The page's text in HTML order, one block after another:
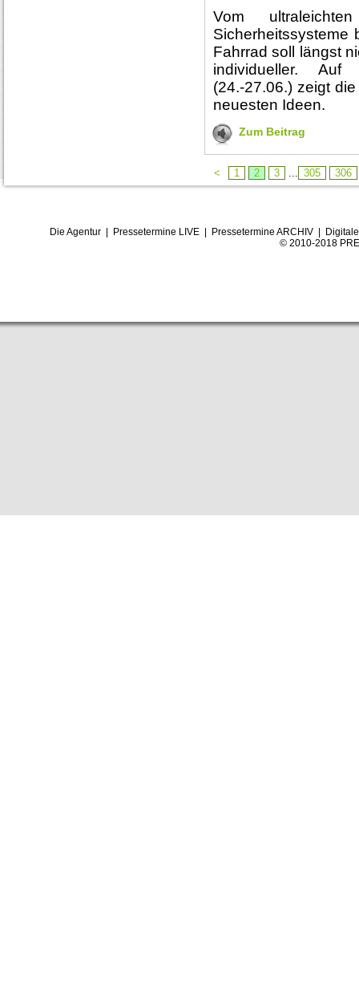
Vom
Sicherheitssysteme
Fahrrad soll längst
individueller.
(24.-27.06.) zeigt
neuesten Ideen.
Zum Beitrag
< 1 2 3 ... 305 306
Die Agentur| Pressetermine LIVE| Pressetermine ARCHIV|
© 2010-2018